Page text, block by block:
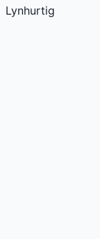
Lynhurtig